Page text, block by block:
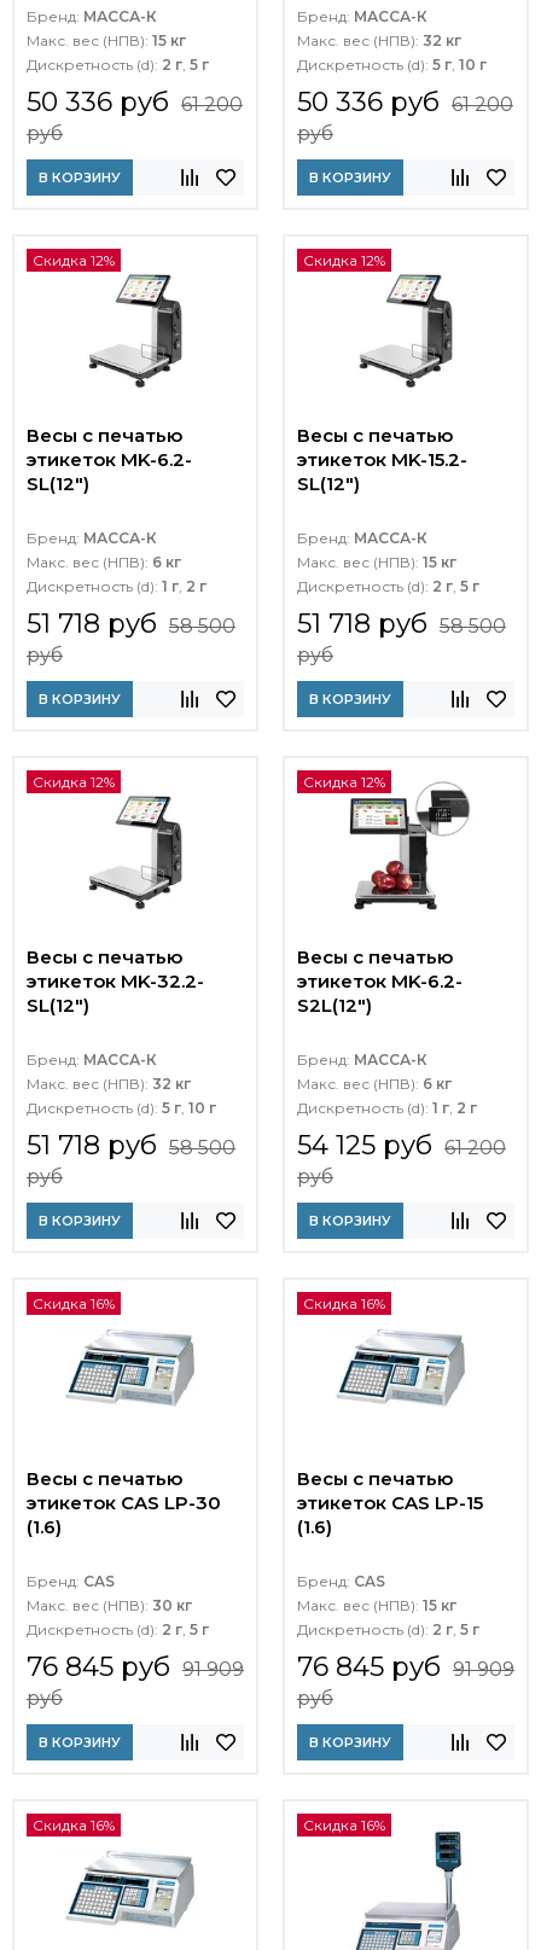
Бренд: МАССА-К
Макс. вес (НПВ): 15 кг
Дискретность (d): 2 г, 5 г
50 336 руб 61 200
руб
В КОРЗИНУ
Бренд: МАССА-К
Макс. вес (НПВ): 32 кг
Дискретность (d): 5 г, 10 г
50 336 руб 61 200
руб
В КОРЗИНУ
Скидка 12%
Весы с печатью
этикеток MK-6.2-
SL(12")
Бренд: МАССА-К
Макс. вес (НПВ): 6 кг
Дискретность (d): 1 г, 2 г
51 718 руб 58 500
руб
В КОРЗИНУ
Скидка 12%
Весы с печатью
этикеток MK-15.2-
SL(12")
Бренд: МАССА-К
Макс. вес (НПВ): 15 кг
Дискретность (d): 2 г, 5 г
51 718 руб 58 500
руб
В КОРЗИНУ
Скидка 12%
Весы с печатью
этикеток MK-32.2-
SL(12")
Бренд: МАССА-К
Макс. вес (НПВ): 32 кг
Дискретность (d): 5 г, 10 г
51 718 руб 58 500
руб
В КОРЗИНУ
Скидка 12%
Весы с печатью
этикеток MK-6.2-
S2L(12")
Бренд: МАССА-К
Макс. вес (НПВ): 6 кг
Дискретность (d): 1 г, 2 г
54 125 руб 61 200
руб
В КОРЗИНУ
Скидка 16%
Весы с печатью
этикеток CAS LP-30
(1.6)
Бренд: CAS
Макс. вес (НПВ): 30 кг
Дискретность (d): 2 г, 5 г
76 845 руб 91 909
руб
В КОРЗИНУ
Скидка 16%
Весы с печатью
этикеток CAS LP-15
(1.6)
Бренд: CAS
Макс. вес (НПВ): 15 кг
Дискретность (d): 2 г, 5 г
76 845 руб 91 909
руб
В КОРЗИНУ
Скидка 16% Скидка 16%